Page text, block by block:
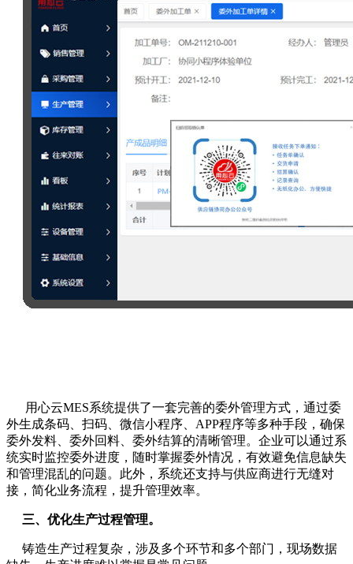
用心云MES系统提供了一套完善的委外管理方式，通过委
外生成条码、扫码、微信小程序、APP程序等多种手段，确保
委外发料、委外回料、委外结算的清晰管理。企业可以通过系
统实时监控委外进度，随时掌握委外情况，有效避免信息缺失
和管理混乱的问题。此外，系统还支持与供应商进行无缝对
接，简化业务流程，提升管理效率。
三、优化生产过程管理。
铸造生产过程复杂，涉及多个环节和多个部门，现场数据